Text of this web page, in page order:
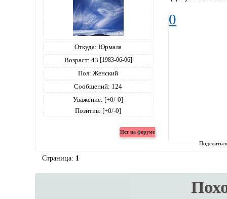
Откуда: Юрмала
Возраст: 43 [1983-06-06]
Пол: Женский
Сообщений: 124
Уважение: [+0/-0]
Позитив: [+0/-0]
0
Страница: 1